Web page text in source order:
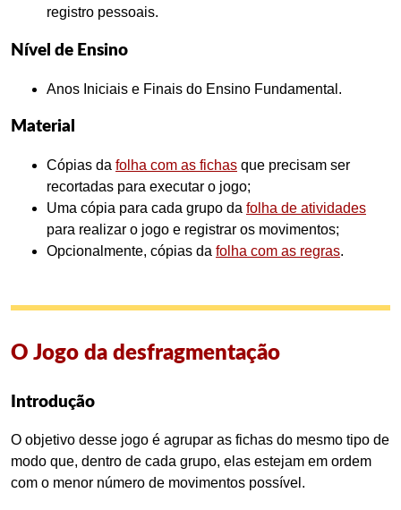
registro pessoais.
Nível de Ensino
Anos Iniciais e Finais do Ensino Fundamental.
Material
Cópias da folha com as fichas que precisam ser
recortadas para executar o jogo;
Uma cópia para cada grupo da folha de atividades
para realizar o jogo e registrar os movimentos;
Opcionalmente, cópias da folha com as regras.
O Jogo da desfragmentação
Introdução
O objetivo desse jogo é agrupar as fichas do mesmo tipo de
modo que, dentro de cada grupo, elas estejam em ordem
com o menor número de movimentos possível.